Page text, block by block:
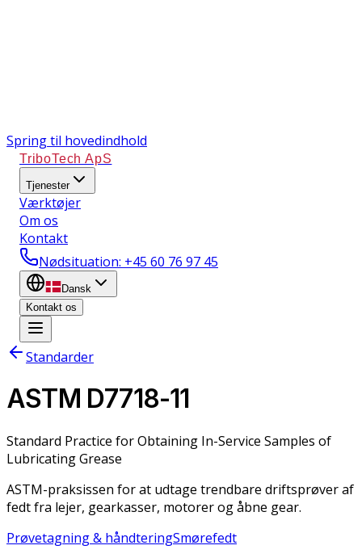
Spring til hovedindhold
TriboTech ApS
Tjenester
Værktøjer
Om os
Kontakt
Nødsituation: +45 60 76 97 45
Dansk
Kontakt os
Standarder
ASTM D7718-11
Standard Practice for Obtaining In-Service Samples of
Lubricating Grease
ASTM-praksissen for at udtage trendbare driftsprøver af
fedt fra lejer, gearkasser, motorer og åbne gear.
Prøvetagning & håndteringSmørefedt